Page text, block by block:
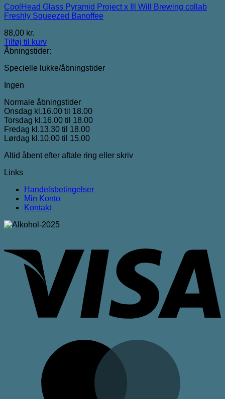
CoolHead Glass Pyramid Project x Ill Will Brewing collab
Freshly Squeezed Banoffee
88,00 kr.
Tilføj til kurv
Åbningstider:
Specielle lukke/åbningstider
Ingen
Normale åbningstider
Onsdag kl.16.00 til 18.00
Torsdag kl.16.00 til 18.00
Fredag kl.13.30 til 18.00
Lørdag kl.10.00 til 15.00
Altid åbent efter aftale ring eller skriv
Links
Handelsbetingelser
Min Konto
Kontakt